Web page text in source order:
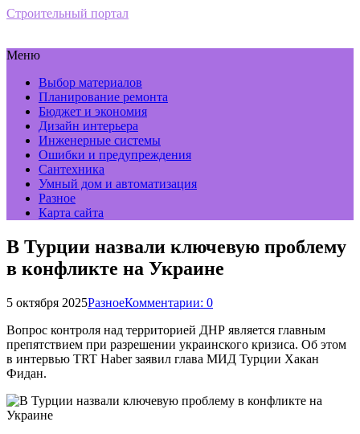
Строительный портал
Меню
Выбор материалов
Планирование ремонта
Бюджет и экономия
Дизайн интерьера
Инженерные системы
Ошибки и предупреждения
Сантехника
Умный дом и автоматизация
Разное
Карта сайта
В Турции назвали ключевую проблему
в конфликте на Украине
5 октября 2025РазноеКомментарии: 0
Вопрос контроля над территорией ДНР является главным
препятствием при разрешении украинского кризиса. Об этом
в интервью TRT Haber заявил глава МИД Турции Хакан
Фидан.